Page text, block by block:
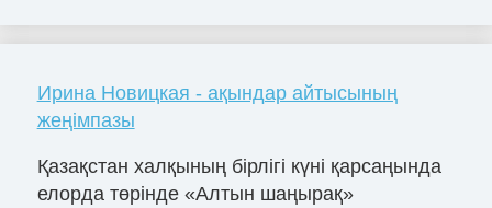
Ирина Новицкая - ақындар айтысының
жеңімпазы
Қазақстан халқының бірлігі күні қарсаңында
елорда төрінде «Алтын шаңырақ»